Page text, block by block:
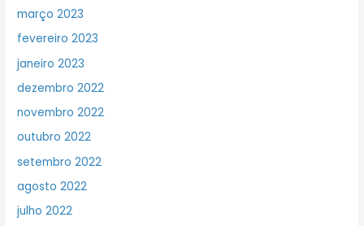
março 2023
fevereiro 2023
janeiro 2023
dezembro 2022
novembro 2022
outubro 2022
setembro 2022
agosto 2022
julho 2022